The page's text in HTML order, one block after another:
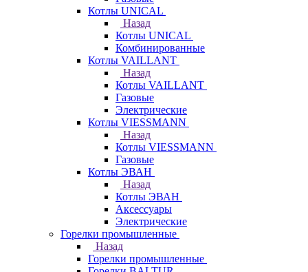
Котлы UNICAL
Назад
Котлы UNICAL
Комбинированные
Котлы VAILLANT
Назад
Котлы VAILLANT
Газовые
Электрические
Котлы VIESSMANN
Назад
Котлы VIESSMANN
Газовые
Котлы ЭВАН
Назад
Котлы ЭВАН
Аксессуары
Электрические
Горелки промышленные
Назад
Горелки промышленные